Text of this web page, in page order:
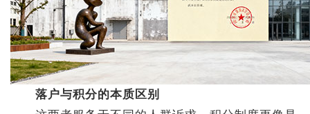
落户与积分的本质区别